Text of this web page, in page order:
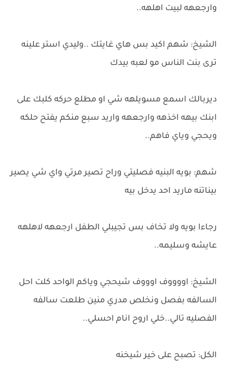
وارجعهه لبيت اهلهه..
الشيخ: شهم اكيد بس هاي غايتك ..وليدي استر علينه
ترى بنت الناس مو لعبه بيدك
ديربالك اسمع مسويلهه شي او مطلع حركه كلبك على
ابنك بيهه اخذهه وارجعهه واريد سبع منكم يفتح حلكه
ويحجي وياي فاهم..
شهم: بويه البنيه فصليتي وراح تصير مرتي واي شي يصير
بيناتنه ماريد احد يدخل بيه
رجاءا بويه ولا تخاف بس تجيبلي الطفل ارجعهه لاهلهه
عايشه وسليمه..
الشيخ: اووووف اوووف شيحجي وياكم الواحد كلت احل
السالفه بفصل ونخلص مدري منين طلعت سالفه
الفصليه تالي..خلي اروح انام احسلي..
الكل: تصبح على خير شيخنه